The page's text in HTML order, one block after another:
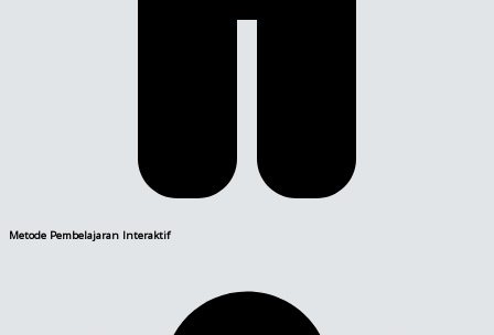
Metode Pembelajaran Interaktif